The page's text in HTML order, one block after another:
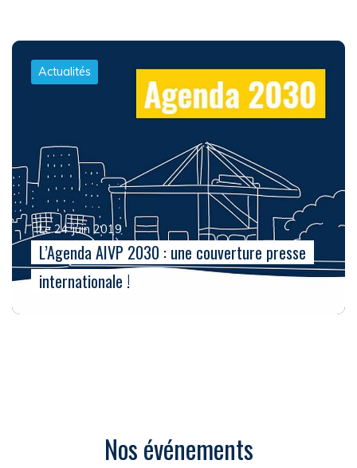
Actualités
Le 24 juin 2019
L’Agenda AIVP 2030 : une couverture presse
internationale !
Nos événements